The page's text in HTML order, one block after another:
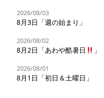
2026/08/03
8月3日「週の始まり」
2026/08/02
8月2日「あわや酷暑日 」
2026/08/01
8月1日「初日＆土曜日」